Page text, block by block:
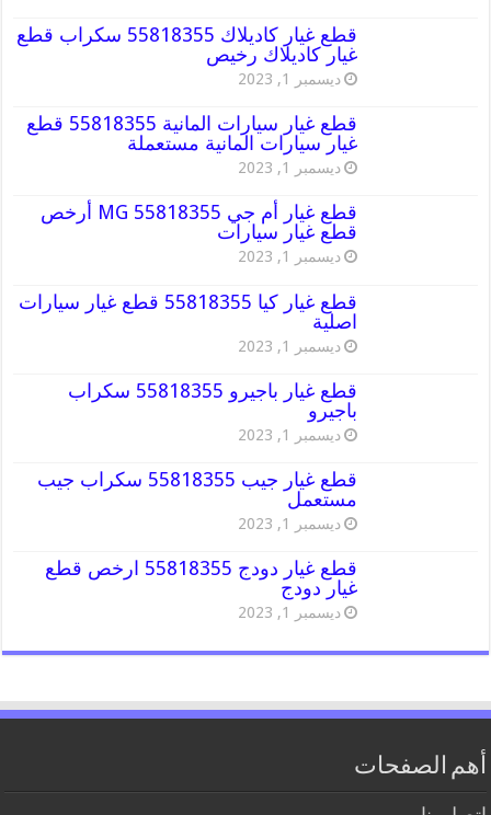
قطع غيار كاديلاك 55818355 سكراب قطع
غيار كاديلاك رخيص
ديسمبر 1, 2023
قطع غيار سيارات المانية 55818355 قطع
غيار سيارات المانية مستعملة
ديسمبر 1, 2023
قطع غيار أم جي MG 55818355 أرخص
قطع غيار سيارات
ديسمبر 1, 2023
قطع غيار كيا 55818355 قطع غيار سيارات
اصلية
ديسمبر 1, 2023
قطع غيار باجيرو 55818355 سكراب
باجيرو
ديسمبر 1, 2023
قطع غيار جيب 55818355 سكراب جيب
مستعمل
ديسمبر 1, 2023
قطع غيار دودج 55818355 ارخص قطع
غيار دودج
ديسمبر 1, 2023
أهم الصفحات